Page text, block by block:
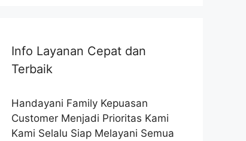
Info Layanan Cepat dan
Terbaik
Handayani Family Kepuasan
Customer Menjadi Prioritas Kami
Kami Selalu Siap Melayani Semua